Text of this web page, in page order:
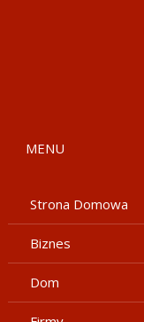
MENU
Strona Domowa
Biznes
Dom